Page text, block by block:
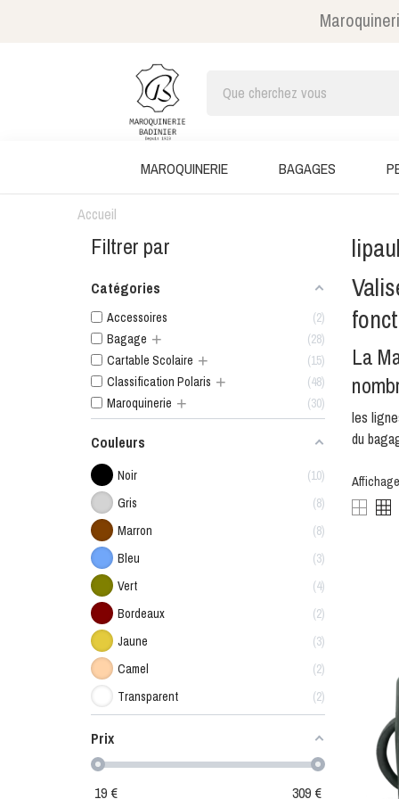
MAROQUINERIE BAGAGES
Accueil
Filtrer par
Catégories
Accessoires
2
Bagage +
28
Cartable Scolaire +
15
Classification Polaris +
48
Maroquinerie + 30
Couleurs
Noir
10
Gris
8
Marron
8
Bleu
3
Vert
4
Bordeaux
2
Jaune
3
Camel
2
Transparent
2
Prix
19 € 309€
La
les
du